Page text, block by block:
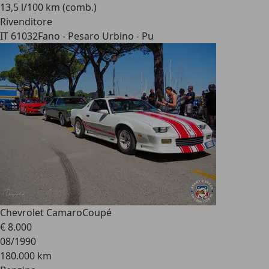
13,5 l/100 km (comb.)
Rivenditore
IT 61032Fano - Pesaro Urbino - Pu
Chevrolet CamaroCoupé
€ 8.000
08/1990
180.000 km